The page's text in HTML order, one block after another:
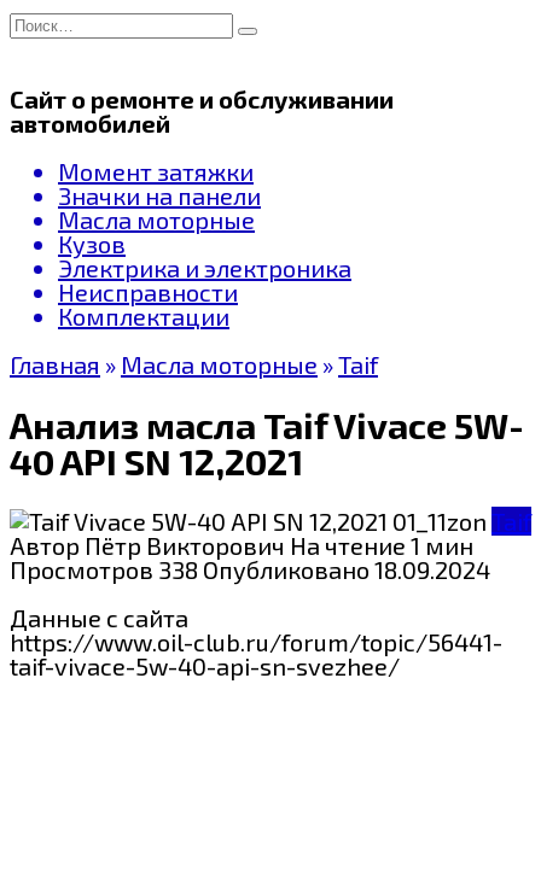
Перейти
к
Search
for:
Сайт о ремонте и обслуживании
автомобилей
Момент затяжки
Значки на панели
Масла моторные
Кузов
Электрика и электроника
Неисправности
Комплектации
Главная » Масла моторные »Taif
Анализ масла Taif Vivace 5W-
40 API SN 12,2021
Taif
Автор Пётр Викторович На чтение 1 мин
Просмотров 338 Опубликовано 18.09.2024
Данные с сайта
https://www.oil-club.ru/forum/topic/56441-
taif-vivace-5w-40-api-sn-svezhee/